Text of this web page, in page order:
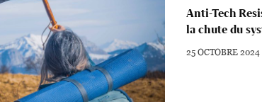
Anti-Tech
la chute du
25 OCTOBRE 2024